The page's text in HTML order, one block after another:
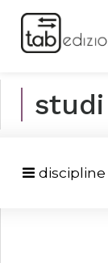
discipline